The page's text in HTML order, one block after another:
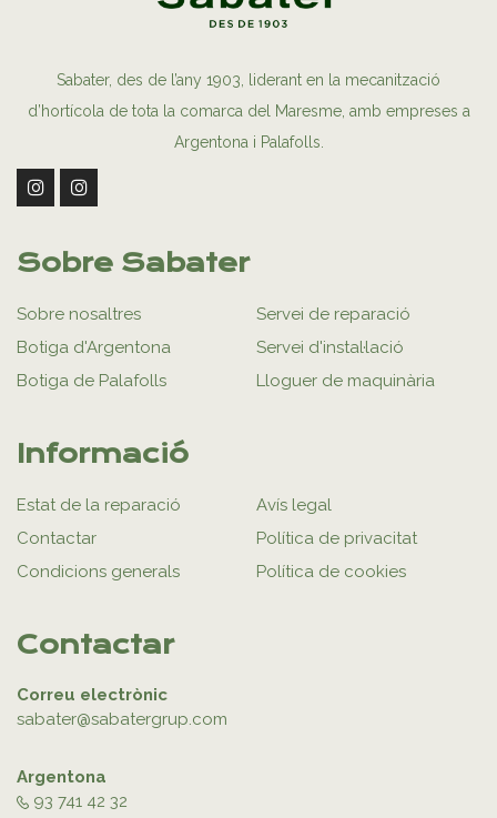
Sabater, des de l’any 1903, liderant en la mecanització
d’hortícola de tota la comarca del Maresme, amb empreses a
Argentona i Palafolls.
Sobre Sabater
Sobre nosaltres
Botiga d'Argentona
Botiga de Palafolls
Servei de reparació
Servei d'instal·lació
Lloguer de maquinària
Informació
Estat de la reparació
Contactar
Condicions generals
Avís legal
Política de privacitat
Política de cookies
Contactar
Correu electrònic
sabater@sabatergrup.com
Argentona
93 741 42 32